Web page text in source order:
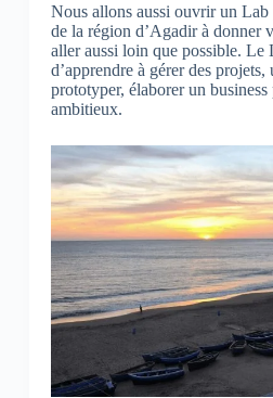
Nous allons aussi ouvrir un Lab
de la région d’Agadir à donner
aller aussi loin que possible. Le
d’apprendre à gérer des
prototyper, élaborer un
ambitieux.